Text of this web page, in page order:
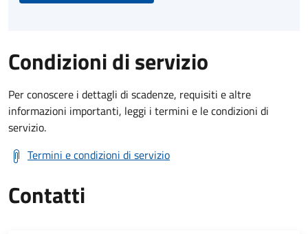
Condizioni di servizio
Per conoscere i dettagli di scadenze, requisiti e altre
informazioni importanti, leggi i termini e le condizioni di
servizio.
Termini e condizioni di servizio
Contatti